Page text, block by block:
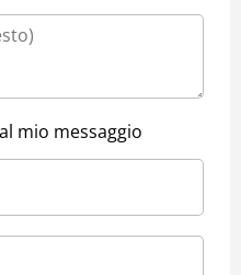
mio messaggio